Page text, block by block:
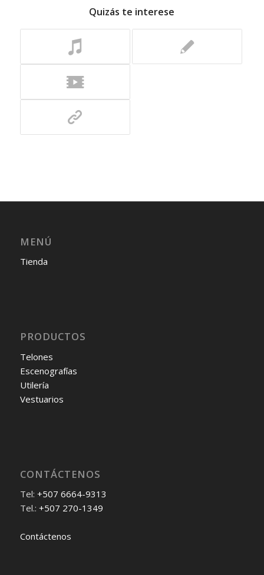
Quizás te interese
MENÚ
Tienda
PRODUCTOS
Telones
Escenografías
Utilería
Vestuarios
CONTÁCTENOS
Tel: +507 6664-9313
Tel.: +507 270-1349
Contáctenos